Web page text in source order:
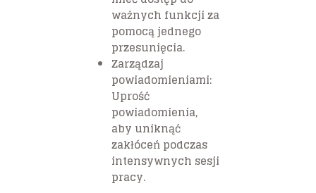
ważnych funkcji za
pomocą jednego
przesunięcia.
Zarządzaj
powiadomieniami:
Uprość
powiadomienia,
aby uniknąć
zakłóceń podczas
intensywnych sesji
pracy.